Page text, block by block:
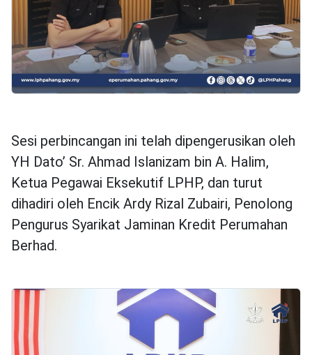
Sesi perbincangan ini telah dipengerusikan oleh
YH Dato’ Sr. Ahmad Islanizam bin A. Halim,
Ketua Pegawai Eksekutif LPHP, dan turut
dihadiri oleh Encik Ardy Rizal Zubairi, Penolong
Pengurus Syarikat Jaminan Kredit Perumahan
Berhad.